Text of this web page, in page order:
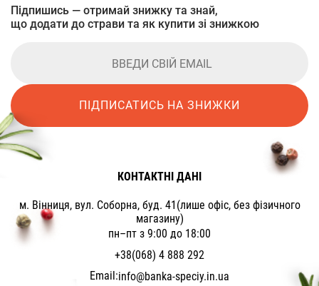
Підпишись — отримай знижку та знай,
що додати до страви та як купити зі знижкою
ПІДПИСАТИСЬ НА ЗНИЖКИ
КОНТАКТНІ ДАНІ
м. Вінниця, вул. Соборна, буд. 41(лише офіс, без фізичного
магазину)
пн–пт з 9:00 до 18:00
+38(068) 4 888 292
Email:info@banka-speciy.in.ua